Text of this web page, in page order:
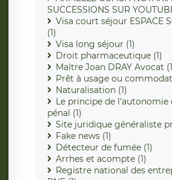
SUCCESSIONS SUR
Visa court séjour ESPACE
(1)
Visa long séjour (1)
Droit pharmaceutique (1)
Maître Joan DRAY Avocat
Prêt à usage ou commodat
Naturalisation (1)
Le principe de l'autonomie
pénal (1)
Site juridique généraliste
Fake news (1)
Détecteur de fumée (1)
Arrhes et acompte (1)
Registre national des